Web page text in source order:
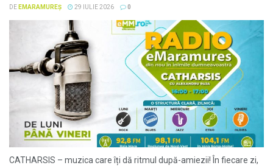
DE EMARAMUREȘ 29 IULIE 2026 0
CATHARSIS – muzica care îți dă ritmul după-amiezii! În fiecare zi,